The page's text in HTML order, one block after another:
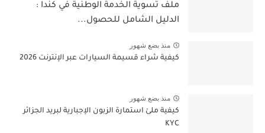
ملف تسوية الخدمة الوطنية في كندا :
الدليل الشامل للحصول...
منذ بضع شهور
كيفية شراء قسيمة السيارات عبر الإنترنت 2026
منذ بضع شهور
كيفية ملئ استمارة الزبون الإجبارية لبريد الجزائر
KYC